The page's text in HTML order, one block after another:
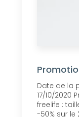
Date de la
17/10/2020
freelife :
-50% sur le